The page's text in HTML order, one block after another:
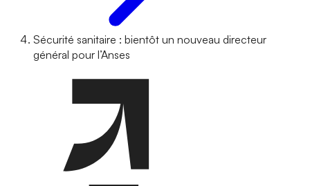
Sécurité sanitaire : bientôt un nouveau directeur
général pour l’Anses